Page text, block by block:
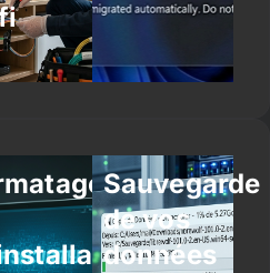
Sauvegarde
de vos
données